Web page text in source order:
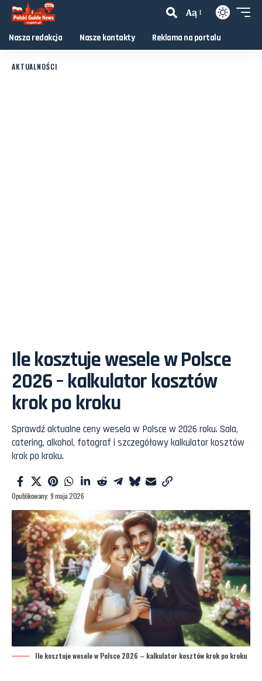
Aą
Nasza redakcja Nasze kontakty Reklama na portalu
AKTUALNOŚCI
Ile kosztuje wesele w Polsce
2026 – kalkulator kosztów
krok po kroku
Sprawdź aktualne ceny wesela w Polsce w 2026 roku. Sala,
catering, alkohol, fotograf i szczegółowy kalkulator kosztów
krok po kroku.
Opublikowany: 9 maja 2026
Ile kosztuje wesele w Polsce 2026 – kalkulator kosztów krok po kroku